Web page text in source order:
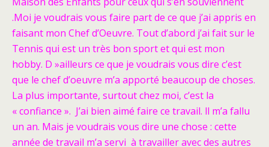
.Moi je voudrais vous faire part de ce que j’ai appris en
faisant mon Chef d’Oeuvre. Tout d’abord j’ai fait sur le
Tennis qui est un très bon sport et qui est mon
hobby. D »ailleurs ce que je voudrais vous dire c’est
que le chef d’oeuvre m’a apporté beaucoup de choses.
La plus importante, surtout chez moi, c’est la
« confiance ». J’ai bien aimé faire ce travail. ll m’a fallu
un an. Mais je voudrais vous dire une chose : cette
année de travail m’a servi à travailler avec des autres